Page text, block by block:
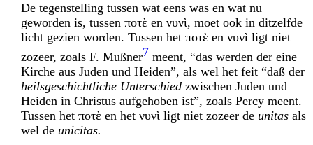
De tegenstelling tussen wat eens was en wat nu
geworden is, tussen ποτὲ en νυνὶ, moet ook in ditzelfde
licht gezien worden. Tussen het ποτὲ en νυνὶ ligt niet
zozeer, zoals F. Mußner7meent, “das werden der eine
Kirche aus Juden und Heiden”, als wel het feit “daß der
heilsgeschichtliche Unterschied zwischen Juden und
Heiden in Christus aufgehoben ist”, zoals Percy meent.
Tussen het ποτὲ en het νυνὶ ligt niet zozeer de unitas als
wel de unicitas.